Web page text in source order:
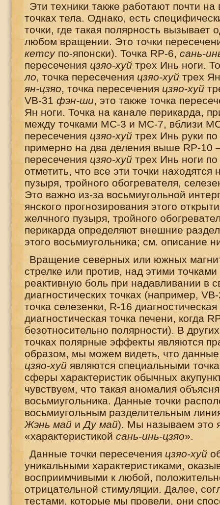
Эти техники также работают почти на
точках тела. Однако, есть
точки, где такая полярность вызывает
любом вращении. Это точки
кетсупо-японски). Точка RP-6, сань-
пересечения цзяо-хуй трех Инь ноги.
ло, точка пересечения цзяо-хуй трех
ян-цзяо, точка пересечения цзяо-хуй
VB-31 фэн-ши, это также точка
Ян ноги. Точка на канале перикарда,
между точками МС-3 и МС-7, вблизи
пересечения цзяо-хуй трех Инь руки
примерно на два деления выше RP-10
пересечения цзяо-хуй трех Инь ноги
отметить, что все эти точки находятся
пузыря, тройного обогревателя,
Это важно из-за восьмиугольной
янского прогнозирования этого
желчного пузыря, тройного
перикарда определяют внешние
этого восьмиугольника; см. описание
Вращение северных или южных
стрелке или против, над этими
реактивную боль при надавливании в
диагностических точках (например, VB
точка селезенки, R-16
диагностическая точка печени, когда
безотносительно полярности). В
точках полярные эффекты являются
образом, мы можем видеть, что данные
цзяо-хуй являются специальными
сферы характеристик обычных
чувствуем, что такая аномалия
восьмиугольника. Данные точки
восьмиугольным разделительным
Жэнь май иДу май). Мы называем это
«характеристикой сань-инь-цзяо».
Данные точки пересечения цзяо-хуй
уникальными характеристиками,
восприимчивыми к любой,
отрицательной стимуляции. Далее,
тестами, которые мы провели, они